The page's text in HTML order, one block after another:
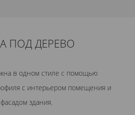
ПОД ДЕРЕВО
в одном стиле с помощью
с интерьером помещения и
фасадом здания.